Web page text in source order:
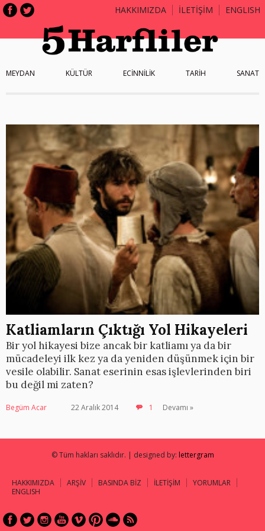
HAKKIMIZDA İLETİŞİM ENGLISH
MEYDAN KÜLTÜR ECİNNİLİK TARİH SANAT
Katliamların Çıktığı Yol Hikayeleri
Bir yol hikayesi bize ancak bir katliamı ya da bir
mücadeleyi ilk kez ya da yeniden düşünmek için bir
vesile olabilir. Sanat eserinin esas işlevlerinden biri
bu değil mi zaten?
Begüm Acar 22 Aralık 2014 1 Devamı »
© Tüm hakları saklıdır. | designed by: lettergram
HAKKIMIZDA ARŞİV BASINDA BİZ İLETİŞİM
YORUMLAR
ENGLISH